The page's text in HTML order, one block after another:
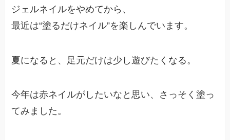
ジェルネイルをやめてから、
最近は“塗るだけネイル”を楽しんでいます。
夏になると、足元だけは少し遊びたくなる。
今年は赤ネイルがしたいなと思い、さっそく塗っ
てみました。